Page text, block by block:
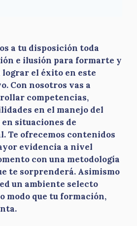
a tu disposición toda
e ilusión para formarte y
el éxito en este
Con nosotros vas a
competencias,
en el manejo del
situaciones de
Te ofrecemos contenidos
evidencia a nivel
con una metodología
te sorprenderá. Asimismo
un ambiente selecto
modo que tu formación,